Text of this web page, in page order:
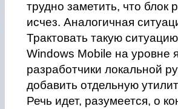
трудно заметить, что
исчез. Аналогичная
Трактовать такую
Windows Mobile на уровне
разработчики локальной
добавить отдельную
Речь идет, разумеется, о